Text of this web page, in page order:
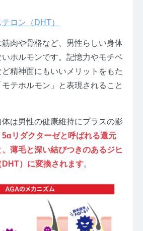
ロン（DHT）
肉や骨格など、男性らしい身体
ホルモンです。記憶力やモチベ
精神面にもいいメリットをもた
テホルモン」と表現されること
は男性の健康維持にプラスの影
5αリダクターゼと呼ばれる還元
薄毛と深い結びつきのあるジヒ
DHT）に変換されます。